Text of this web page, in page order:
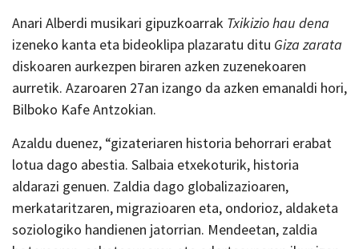
Anari Alberdi musikari gipuzkoarrak Txikizio hau dena
izeneko kanta eta bideoklipa plazaratu ditu Giza zarata
diskoaren aurkezpen biraren azken zuzenekoaren
aurretik. Azaroaren 27an izango da azken emanaldi hori,
Bilboko Kafe Antzokian.
Azaldu duenez, “gizateriaren historia behorrari erabat
lotua dago abestia. Salbaia etxekoturik, historia
aldarazi genuen. Zaldia dago globalizazioaren,
merkataritzaren, migrazioaren eta, ondorioz, aldaketa
soziologiko handienen jatorrian. Mendeetan, zaldia